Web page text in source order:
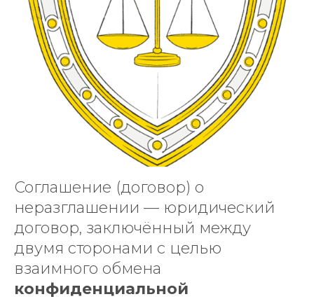
Соглашение (договор) о
неразглашении — юридический
договор, заключённый между
двумя сторонами с целью
взаимного обмена
конфиденциальной